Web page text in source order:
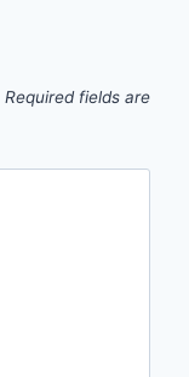
Required fields are